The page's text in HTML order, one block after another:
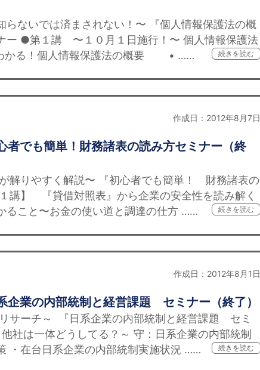
ないでは済まされない！〜 『個人情報保護法の概
ー ●第１講 〜１０月１日施行！〜 個人情報保護法
る！個人情報保護法の概要 • ……
続きを読む
作成日：2012年8月7日
でも簡単！財務諸表の読み方セミナー（終
解りやすく解説〜 『初心者でも簡単！ 財務諸表の
講】 『貸借対照表』から企業の安全性を読み解く
ること〜お金の使い道と調達の仕方 ……
続きを読む
作成日：2012年8月1日
業の内部統制と経営課題 セミナー（終了）
サーチ～ 『日系企業の内部統制と経営課題 セミ
は一体どうしてる？～ 守：日系企業の内部統制
・在台日系企業の内部統制実施状況 ……
続きを読む